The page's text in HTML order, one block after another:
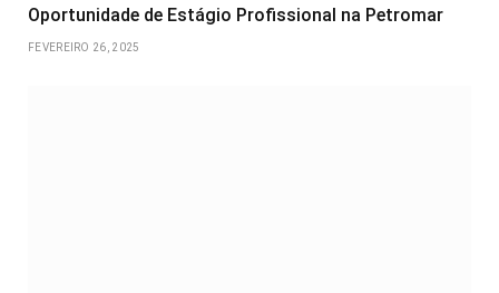
Oportunidade de Estágio Profissional na Petromar
FEVEREIRO 26, 2025